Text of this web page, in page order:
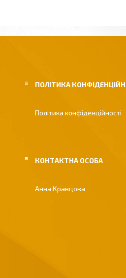
ПОЛІТИКА
Політика конфіденційності
Анна Кравцова